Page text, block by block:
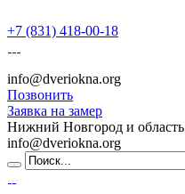
+7 (831) 418-00-18
info@dveriokna.org
Позвонить
Заявка на замер
Нижний Новгород и область
info@dveriokna.org